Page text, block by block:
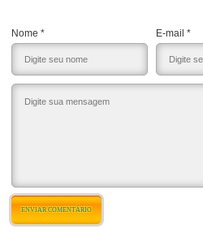
Nome * E-mail *
ENVIAR COMENTÁRIO